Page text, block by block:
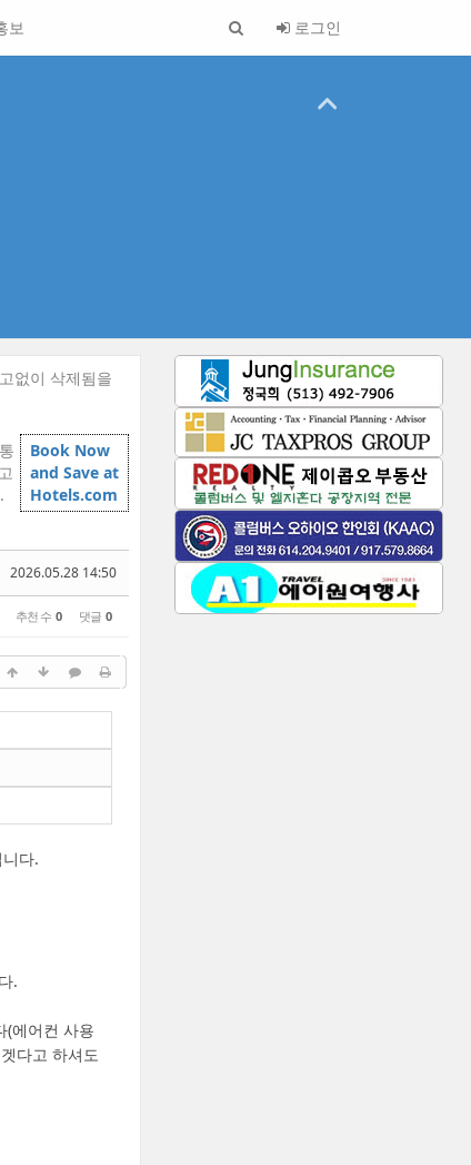
보 로그인
없이 삭제됨을
Book Now
and Save at
Hotels.com
2026.05.28 14:50
추천 수 0 댓글 0
다.
.
(에어컨 사용
다고 하셔도